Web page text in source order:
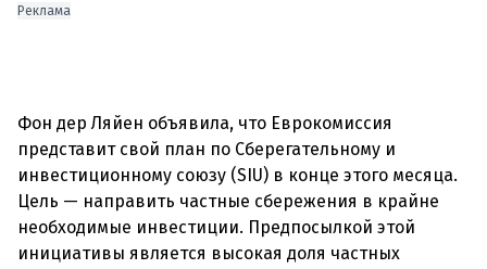
Реклама
Фон дер Ляйен объявила, что Еврокомиссия
представит свой план по Сберегательному и
инвестиционному союзу (SIU) в конце этого месяца.
Цель — направить частные сбережения в крайне
необходимые инвестиции. Предпосылкой этой
инициативы является высокая доля частных